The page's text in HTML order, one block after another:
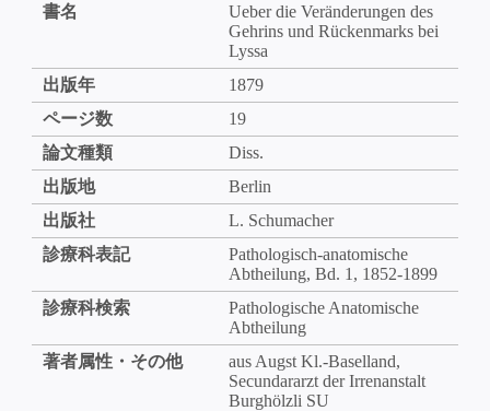
書名
Ueber die Veränderungen des
Gehrins und Rückenmarks bei
Lyssa
出版年
1879
ページ数
19
論文種類
Diss.
出版地
Berlin
出版社
L. Schumacher
診療科表記
Pathologisch-anatomische
Abtheilung, Bd. 1, 1852-1899
診療科検索
Pathologische Anatomische
Abtheilung
著者属性・その他
aus Augst Kl.-Baselland,
Secundararzt der Irrenanstalt
Burghölzli SU